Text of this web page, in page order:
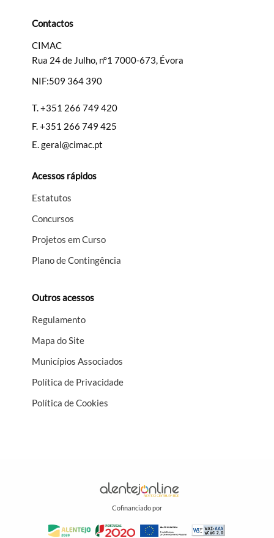
Contactos
CIMAC
Rua 24 de Julho, nº1 7000-673, Évora
NIF:509 364 390
T.+351 266 749 420
F.+351 266 749 425
E.geral@cimac.pt
Acessos rápidos
Estatutos
Concursos
Projetos em Curso
Plano de Contingência
Outros acessos
Regulamento
Mapa do Site
Municípios Associados
Política de Privacidade
Política de Cookies
Cofinanciado por